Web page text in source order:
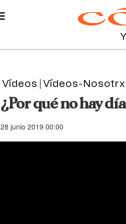
Vídeos Vídeos-
¿Por qué no hay
28 junio 2019 00:00